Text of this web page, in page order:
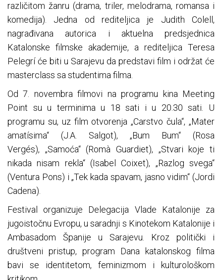
različitom žanru (drama, triler, melodrama, romansa i
komedija). Jedna od rediteljica je Judith Colell,
nagrađivana autorica i aktuelna predsjednica
Katalonske filmske akademije, a rediteljica Teresa
Pelegrí će biti u Sarajevu da predstavi film i održat će
masterclass sa studentima filma.
Od 7. novembra filmovi na programu kina Meeting
Point su u terminima u 18 sati i u 20.30 sati. U
programu su, uz film otvorenja „Carstvo čula“, „Mater
amatísima“ (J.A. Salgot), „Bum Bum“ (Rosa
Vergés), „Samoća“ (Romà Guardiet), „Stvari koje ti
nikada nisam rekla“ (Isabel Coixet), „Razlog svega“
(Ventura Pons) i „Tek kada spavam, jasno vidim“ (Jordi
Cadena).
Festival organizuje Delegacija Vlade Katalonije za
jugoistočnu Evropu, u saradnji s Kinotekom Katalonije i
Ambasadom Španije u Sarajevu. Kroz politički i
društveni pristup, program Dana katalonskog filma
bavi se identitetom, feminizmom i kulturološkom